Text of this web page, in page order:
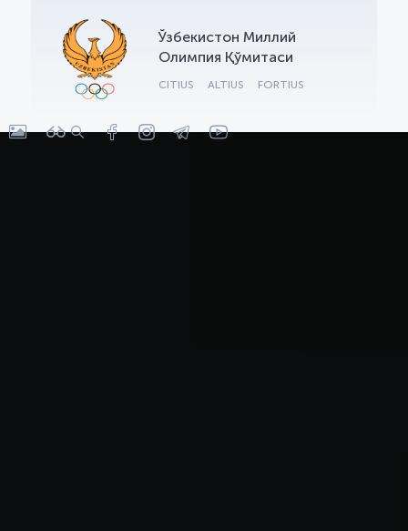
Ўзбекистон Миллий
Олимпия Қўмитаси
CITIUS ALTIUS FORTIUS
OLYMPCHIK AI - yordamchi
Онлайн · olympic.uz